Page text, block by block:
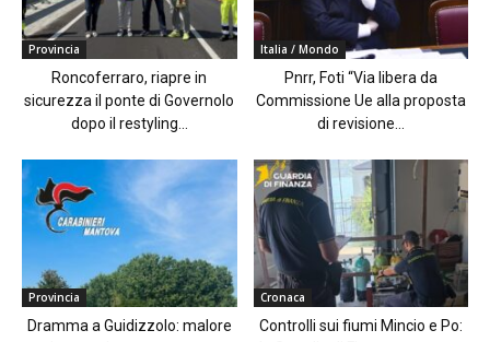
Provincia
Roncoferraro, riapre in
sicurezza il ponte di Governolo
dopo il restyling...
Italia / Mondo
Pnrr, Foti “Via libera da
Commissione Ue alla proposta
di revisione...
Provincia
Dramma a Guidizzolo: malore
Cronaca
Controlli sui fiumi Mincio e Po: